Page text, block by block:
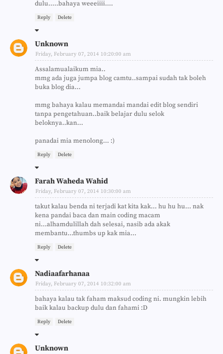
dulu.....bahaya weeeiiii....
Reply Delete
Unknown
Friday, February 07, 2014 10:20:00 am
Assalamualaikum mia..
mmg ada juga jumpa blog camtu..sampai sudah tak boleh
buka blog dia...
mmg bahaya kalau memandai mandai edit blog sendiri
tanpa pengetahuan..baik belajar dulu selok
beloknya..kan...
panadai mia menolong... :)
Reply Delete
Farah Waheda Wahid
Friday, February 07, 2014 10:30:00 am
takut kalau benda ni terjadi kat kita kak... hu hu hu... nak
kena pandai baca dan main coding macam
ni...alhamdulillah dah selesai, nasib ada akak
membantu...thumbs up kak mia...
Reply Delete
Nadiaafarhanaa
Friday, February 07, 2014 10:32:00 am
bahaya kalau tak faham maksud coding ni. mungkin lebih
baik kalau backup dulu dan fahami :D
Reply Delete
Unknown